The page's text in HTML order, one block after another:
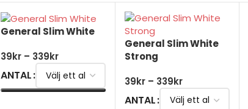
General Slim White
39kr – 339kr
ANTAL
General Slim White
Strong
39kr – 339kr
ANTAL